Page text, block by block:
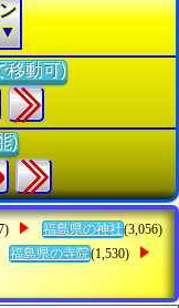
▼
移動可)
)
福島県の神社(3,056)
福島県の寺院(1,530)